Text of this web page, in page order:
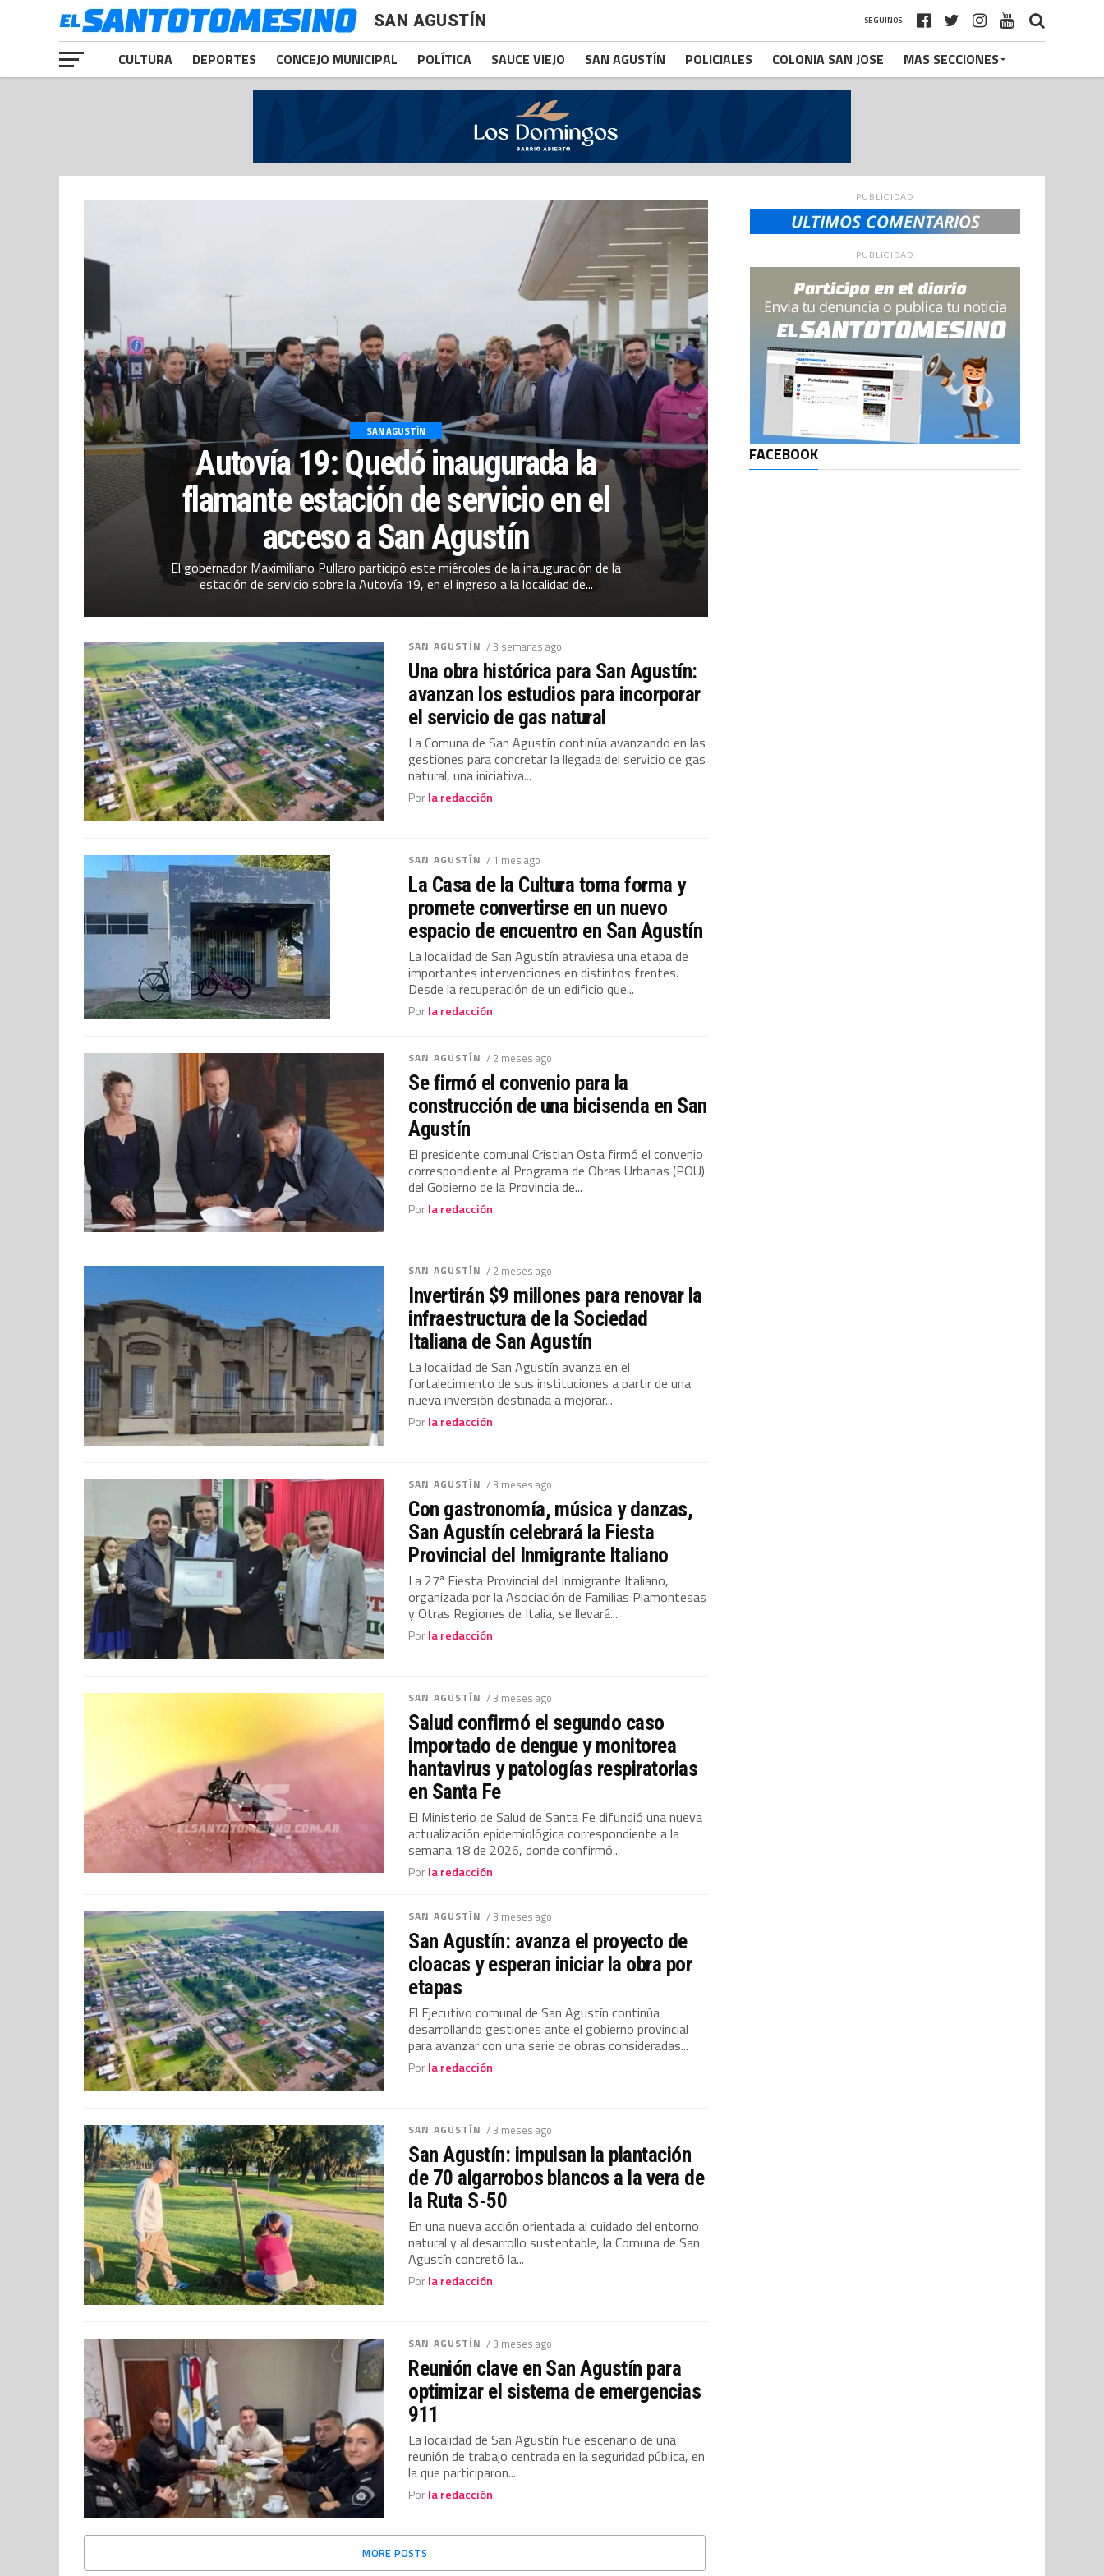
SAN AGUSTÍN SEGUINOS
CULTURA DEPORTES CONCEJO MUNICIPAL POLÍTICA SAUCE VIEJO SAN AGUSTÍN POLICIALES COLONIA SAN JOSE MAS SECCIONES
SAN AGUSTÍN
Autovía 19: Quedó inaugurada la
flamante estación de servicio en el
acceso a San Agustín
El gobernador Maximiliano Pullaro participó este miércoles de la inauguración de la
estación de servicio sobre la Autovía 19, en el ingreso a la localidad de...
SAN AGUSTÍN / 3 semanas ago
Una obra histórica para San Agustín:
avanzan los estudios para incorporar
el servicio de gas natural
La Comuna de San Agustín continúa avanzando en las
gestiones para concretar la llegada del servicio de gas
natural, una iniciativa...
Porla redacción
SAN AGUSTÍN / 1 mes ago
La Casa de la Cultura toma forma y
promete convertirse en un nuevo
espacio de encuentro en San Agustín
La localidad de San Agustín atraviesa una etapa de
importantes intervenciones en distintos frentes.
Desde la recuperación de un edificio que...
Porla redacción
SAN AGUSTÍN / 2 meses ago
Se firmó el convenio para la
construcción de una bicisenda en San
Agustín
El presidente comunal Cristian Osta firmó el convenio
correspondiente al Programa de Obras Urbanas (POU)
del Gobierno de la Provincia de...
Porla redacción
SAN AGUSTÍN / 2 meses ago
Invertirán $9 millones para renovar la
infraestructura de la Sociedad
Italiana de San Agustín
La localidad de San Agustín avanza en el
fortalecimiento de sus instituciones a partir de una
nueva inversión destinada a mejorar...
Porla redacción
SAN AGUSTÍN / 3 meses ago
Con gastronomía, música y danzas,
San Agustín celebrará la Fiesta
Provincial del Inmigrante Italiano
La 27ª Fiesta Provincial del Inmigrante Italiano,
organizada por la Asociación de Familias Piamontesas
y Otras Regiones de Italia, se llevará...
Porla redacción
SAN AGUSTÍN / 3 meses ago
Salud confirmó el segundo caso
importado de dengue y monitorea
hantavirus y patologías respiratorias
en Santa Fe
El Ministerio de Salud de Santa Fe difundió una nueva
actualización epidemiológica correspondiente a la
semana 18 de 2026, donde confirmó...
Porla redacción
SAN AGUSTÍN / 3 meses ago
San Agustín: avanza el proyecto de
cloacas y esperan iniciar la obra por
etapas
El Ejecutivo comunal de San Agustín continúa
desarrollando gestiones ante el gobierno provincial
para avanzar con una serie de obras consideradas...
Porla redacción
SAN AGUSTÍN / 3 meses ago
San Agustín: impulsan la plantación
de 70 algarrobos blancos a la vera de
la Ruta S-50
En una nueva acción orientada al cuidado del entorno
natural y al desarrollo sustentable, la Comuna de San
Agustín concretó la...
Porla redacción
SAN AGUSTÍN / 3 meses ago
Reunión clave en San Agustín para
optimizar el sistema de emergencias
911
La localidad de San Agustín fue escenario de una
reunión de trabajo centrada en la seguridad pública, en
la que participaron...
Porla redacción
MORE POSTS
PUBLICIDAD
PUBLICIDAD
FACEBOOK